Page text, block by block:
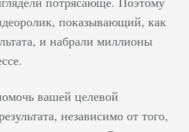
показывающий, как
и набрали миллионы
вашей целевой
независимо от того,